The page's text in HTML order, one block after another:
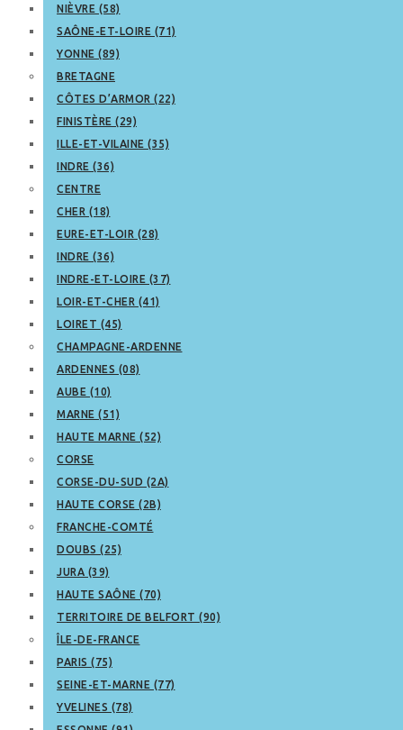
NIÈVRE (58)
SAÔNE-ET-LOIRE (71)
YONNE (89)
BRETAGNE
CÔTES D’ARMOR (22)
FINISTÈRE (29)
ILLE-ET-VILAINE (35)
INDRE (36)
CENTRE
CHER (18)
EURE-ET-LOIR (28)
INDRE (36)
INDRE-ET-LOIRE (37)
LOIR-ET-CHER (41)
LOIRET (45)
CHAMPAGNE-ARDENNE
ARDENNES (08)
AUBE (10)
MARNE (51)
HAUTE MARNE (52)
CORSE
CORSE-DU-SUD (2A)
HAUTE CORSE (2B)
FRANCHE-COMTÉ
DOUBS (25)
JURA (39)
HAUTE SAÔNE (70)
TERRITOIRE DE BELFORT (90)
ÎLE-DE-FRANCE
PARIS (75)
SEINE-ET-MARNE (77)
YVELINES (78)